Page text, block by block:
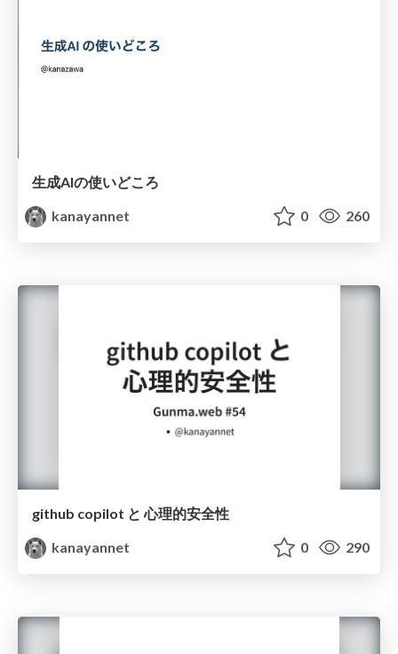
生成AIの使いどころ
kanayannet
0 260
github copilot と 心理的安全性
kanayannet
0 290